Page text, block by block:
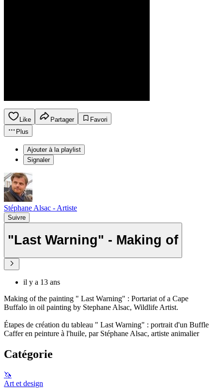
Like Partager
Favori
Plus
Ajouter à la playlist
Signaler
Stéphane Alsac - Artiste
Suivre
"Last Warning" - Making of
il y a 13 ans
Making of the painting " Last Warning" : Portariat of a Cape
Buffalo in oil painting by Stephane Alsac, Wildlife Artist.
Étapes de création du tableau " Last Warning" : portrait d'un Buffle
Caffer en peinture à l'huile, par Stéphane Alsac, artiste animalier
Catégorie
🦄
Art et design